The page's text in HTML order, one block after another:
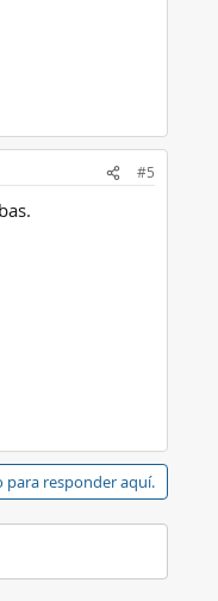
#5
para responder aquí.